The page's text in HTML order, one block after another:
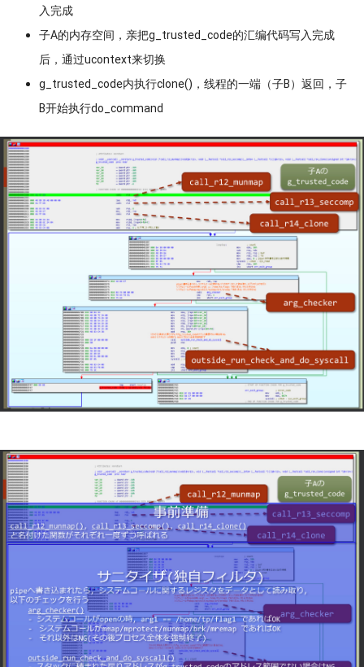
入完成
子A的内存空间，亲把g_trusted_code的汇编代码写入完成
后，通过ucontext来切换
g_trusted_code内执行clone()，线程的一端（子B）返回，子
B开始执行do_command